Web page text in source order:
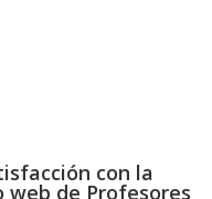
con la
de Profesores